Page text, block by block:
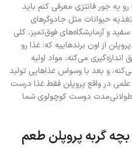
اگر بخوام کارخانه Pro Plan – Purina رو یه جور فانتزی معرفی کنم باید
حیوانات مثل جادوگرهای
و آزمایشگاه‌های فوق‌تمیز، کلی
از اون برندهاییه که: غذا رو
می‌کنه، مواد اولیه
و بعد با وسواس غذاهایی تولید
در واقع پروپلن فقط غذا درست
طولانی‌مدت دوست کوچولوی شما
گربه پروپلن طعم